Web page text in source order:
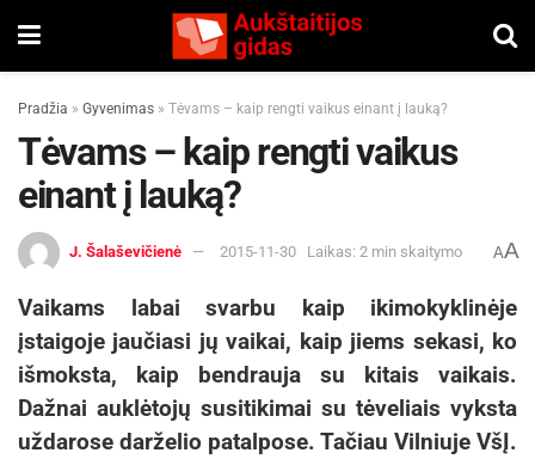
Pradžia » Gyvenimas » Tėvams – kaip rengti vaikus einant į lauką?
Tėvams – kaip rengti vaikus
einant į lauką?
J. Šalaševičienė 2015-11-30 Laikas: 2 min skaitymo AA
Vaikams labai svarbu kaip ikimokyklinėje
įstaigoje jaučiasi jų vaikai, kaip jiems sekasi, ko
išmoksta, kaip bendrauja su kitais vaikais.
Dažnai auklėtojų susitikimai su tėveliais vyksta
uždarose darželio patalpose. Tačiau Vilniuje VšĮ.